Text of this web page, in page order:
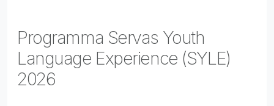
Programma Servas Youth
Language Experience (SYLE)
2026